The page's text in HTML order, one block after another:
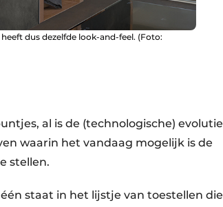
dus dezelfde look-and-feel. (Foto:
al is de (technologische) evolutie
waarin het vandaag mogelijk is de
stellen.
staat in het lijstje van toestellen die